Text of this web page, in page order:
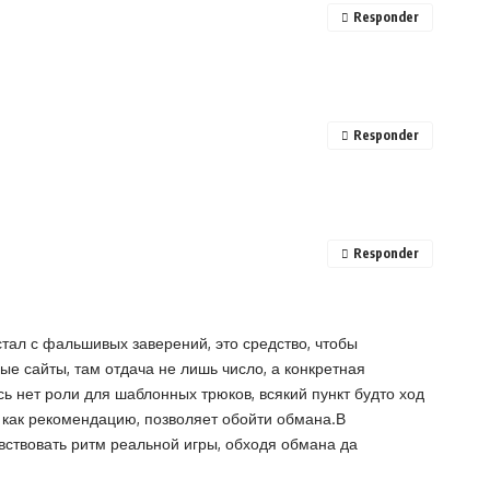
Responder
Responder
с фальшивых заверений, это средство, чтобы
сайты, там отдача не лишь число, а конкретная
нет роли для шаблонных трюков, всякий пункт будто ход
как рекомендацию, позволяет обойти обмана.В
ритм реальной игры, обходя обмана да
Responder